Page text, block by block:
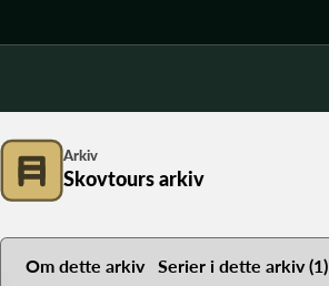
Arkiv
Skovtours arkiv
Om dette arkiv Serier i dette arkiv (1)